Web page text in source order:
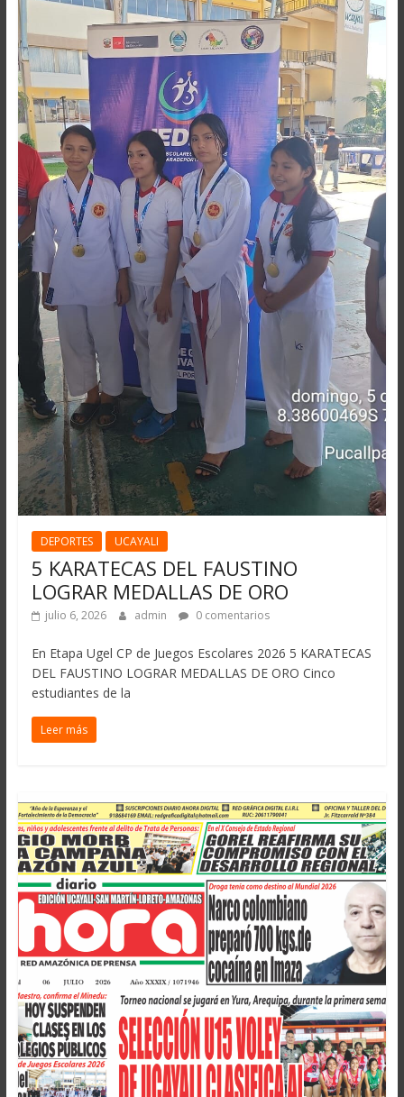
DEPORTES UCAYALI
5 KARATECAS DEL FAUSTINO
LOGRAR MEDALLAS DE ORO
julio 6, 2026 admin 0 comentarios
En Etapa Ugel CP de Juegos Escolares 2026 5 KARATECAS
DEL FAUSTINO LOGRAR MEDALLAS DE ORO Cinco
estudiantes de la
Leer más